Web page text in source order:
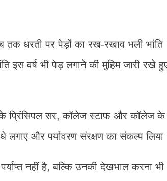
तक धरती पर पेड़ों का रख-रखाव भली भांति
इस वर्ष भी पेड़ लगाने की मुहिम जारी रखे
के प्रिंसिपल सर, कॉलेज स्टाफ और कॉलेज के
लगाए और पर्यावरण संरक्षण का संकल्प
नहीं है, बल्कि उनकी देखभाल करना भी